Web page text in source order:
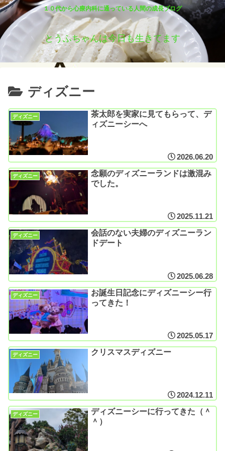
１０代から心療内科に通っている人間の成長ブログ
とうふちゃんは今日も生きてます
ディズニー
ディズニー
茶太郎を実家に見てもらって、デ
ィズニーシーへ
2026.06.20
ディズニー
念願のディズニーランドは激混み
でした。
2025.11.21
ディズニー
会話のない夫婦のディズニーラン
ドデート
2025.06.28
ディズニー
お誕生日記念にディズニーシー行
ってきた！
2025.05.17
ディズニー クリスマスディズニー
2024.12.11
ディズニー
ディズニーシーに行ってきた（＾
＾）